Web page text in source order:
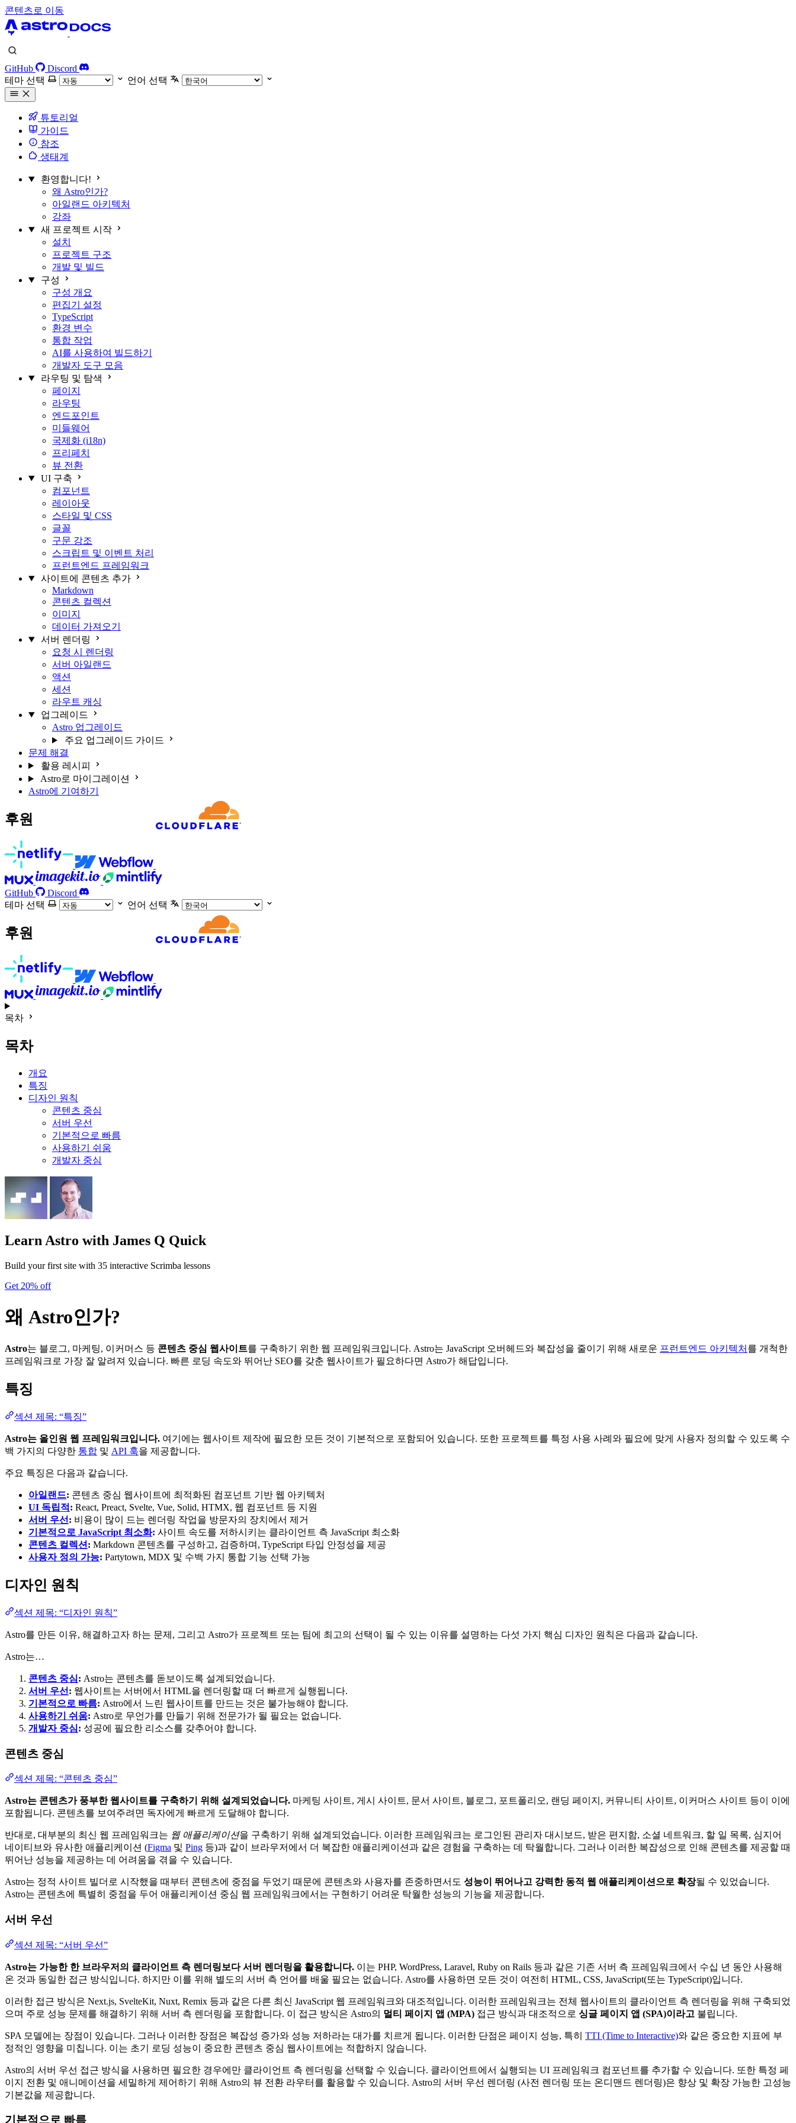
콘텐츠로 이동
GitHub
Discord
테마 선택
언어 선택
튜토리얼
가이드
참조
생태계
환영합니다!
왜 Astro인가?
아일랜드 아키텍처
강좌
새 프로젝트 시작
설치
프로젝트 구조
개발 및 빌드
구성
구성 개요
편집기 설정
TypeScript
환경 변수
통합 작업
AI를 사용하여 빌드하기
개발자 도구 모음
라우팅 및 탐색
페이지
라우팅
엔드포인트
미들웨어
국제화 (i18n)
프리페치
뷰 전환
UI 구축
컴포넌트
레이아웃
스타일 및 CSS
글꼴
구문 강조
스크립트 및 이벤트 처리
프런트엔드 프레임워크
사이트에 콘텐츠 추가
Markdown
콘텐츠 컬렉션
이미지
데이터 가져오기
서버 렌더링
요청 시 렌더링
서버 아일랜드
액션
세션
라우트 캐싱
업그레이드
Astro 업그레이드
주요 업그레이드 가이드
문제 해결
활용 레시피
Astro로 마이그레이션
Astro에 기여하기
후원
GitHub
Discord
테마 선택
언어 선택
후원
목차
목차
개요
특징
디자인 원칙
콘텐츠 중심
서버 우선
기본적으로 빠름
사용하기 쉬움
개발자 중심
Learn Astro with James Q Quick
Build your first site with 35 interactive Scrimba lessons
Get 20% off
왜 Astro인가?
Astro는 블로그, 마케팅, 이커머스 등 콘텐츠 중심 웹사이트를 구축하기 위한 웹 프레임워크입니다. Astro는 JavaScript 오버헤드와 복잡성을 줄이기 위해 새로운 프런트엔드 아키텍처 를 개척한
프레임워크로 가장 잘 알려져 있습니다. 빠른 로딩 속도와 뛰어난 SEO를 갖춘 웹사이트가 필요하다면 Astro가 해답입니다.
특징
섹션 제목: “특징”
Astro는 올인원 웹 프레임워크입니다. 여기에는 웹사이트 제작에 필요한 모든 것이 기본적으로 포함되어 있습니다. 또한 프로젝트를 특정 사용 사례와 필요에 맞게 사용자 정의할 수 있도록 수
백 가지의 다양한 통합 및 API 훅을 제공합니다.
주요 특징은 다음과 같습니다.
아일랜드: 콘텐츠 중심 웹사이트에 최적화된 컴포넌트 기반 웹 아키텍처
UI 독립적 : React, Preact, Svelte, Vue, Solid, HTMX, 웹 컴포넌트 등 지원
서버 우선 : 비용이 많이 드는 렌더링 작업을 방문자의 장치에서 제거
기본적으로 JavaScript 최소화: 사이트 속도를 저하시키는 클라이언트 측 JavaScript 최소화
콘텐츠 컬렉션 : Markdown 콘텐츠를 구성하고, 검증하며, TypeScript 타입 안정성을 제공
사용자 정의 가능: Partytown, MDX 및 수백 가지 통합 기능 선택 가능
디자인 원칙
섹션 제목: “디자인 원칙”
Astro를 만든 이유, 해결하고자 하는 문제, 그리고 Astro가 프로젝트 또는 팀에 최고의 선택이 될 수 있는 이유를 설명하는 다섯 가지 핵심 디자인 원칙은 다음과 같습니다.
Astro는…
콘텐츠 중심: Astro는 콘텐츠를 돋보이도록 설계되었습니다.
서버 우선 : 웹사이트는 서버에서 HTML을 렌더링할 때 더 빠르게 실행됩니다.
기본적으로 빠름: Astro에서 느린 웹사이트를 만드는 것은 불가능해야 합니다.
사용하기 쉬움: Astro로 무언가를 만들기 위해 전문가가 될 필요는 없습니다.
개발자 중심: 성공에 필요한 리소스를 갖추어야 합니다.
콘텐츠 중심
섹션 제목: “콘텐츠 중심”
Astro는 콘텐츠가 풍부한 웹사이트를 구축하기 위해 설계되었습니다. 마케팅 사이트, 게시 사이트, 문서 사이트, 블로그, 포트폴리오, 랜딩 페이지, 커뮤니티 사이트, 이커머스 사이트 등이 이에
포함됩니다. 콘텐츠를 보여주려면 독자에게 빠르게 도달해야 합니다.
반대로, 대부분의 최신 웹 프레임워크는 웹 애플리케이션을 구축하기 위해 설계되었습니다. 이러한 프레임워크는 로그인된 관리자 대시보드, 받은 편지함, 소셜 네트워크, 할 일 목록, 심지어
네이티브와 유사한 애플리케이션 (Figma 및 Ping 등)과 같이 브라우저에서 더 복잡한 애플리케이션과 같은 경험을 구축하는 데 탁월합니다. 그러나 이러한 복잡성으로 인해 콘텐츠를 제공할 때
뛰어난 성능을 제공하는 데 어려움을 겪을 수 있습니다.
Astro는 정적 사이트 빌더로 시작했을 때부터 콘텐츠에 중점을 두었기 때문에 콘텐츠와 사용자를 존중하면서도 성능이 뛰어나고 강력한 동적 웹 애플리케이션으로 확장될 수 있었습니다.
Astro는 콘텐츠에 특별히 중점을 두어 애플리케이션 중심 웹 프레임워크에서는 구현하기 어려운 탁월한 성능의 기능을 제공합니다.
서버 우선
섹션 제목: “서버 우선”
Astro는 가능한 한 브라우저의 클라이언트 측 렌더링보다 서버 렌더링을 활용합니다. 이는 PHP, WordPress, Laravel, Ruby on Rails 등과 같은 기존 서버 측 프레임워크에서 수십 년 동안 사용해
온 것과 동일한 접근 방식입니다. 하지만 이를 위해 별도의 서버 측 언어를 배울 필요는 없습니다. Astro를 사용하면 모든 것이 여전히 HTML, CSS, JavaScript(또는 TypeScript)입니다.
이러한 접근 방식은 Next.js, SvelteKit, Nuxt, Remix 등과 같은 다른 최신 JavaScript 웹 프레임워크와 대조적입니다. 이러한 프레임워크는 전체 웹사이트의 클라이언트 측 렌더링을 위해 구축되었
으며 주로 성능 문제를 해결하기 위해 서버 측 렌더링을 포함합니다. 이 접근 방식은 Astro의 멀티 페이지 앱 (MPA) 접근 방식과 대조적으로 싱글 페이지 앱 (SPA)이라고 불립니다.
SPA 모델에는 장점이 있습니다. 그러나 이러한 장점은 복잡성 증가와 성능 저하라는 대가를 치르게 됩니다. 이러한 단점은 페이지 성능, 특히 TTI (Time to Interactive)와 같은 중요한 지표에 부
정적인 영향을 미칩니다. 이는 초기 로딩 성능이 중요한 콘텐츠 중심 웹사이트에는 적합하지 않습니다.
Astro의 서버 우선 접근 방식을 사용하면 필요한 경우에만 클라이언트 측 렌더링을 선택할 수 있습니다. 클라이언트에서 실행되는 UI 프레임워크 컴포넌트를 추가할 수 있습니다. 또한 특정 페
이지 전환 및 애니메이션을 세밀하게 제어하기 위해 Astro의 뷰 전환 라우터를 활용할 수 있습니다. Astro의 서버 우선 렌더링 (사전 렌더링 또는 온디맨드 렌더링)은 향상 및 확장 가능한 고성능
기본값을 제공합니다.
기본적으로 빠름